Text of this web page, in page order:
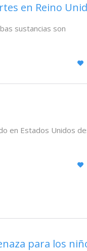
en Reino
sustancias son

en Estados Unidos

para los